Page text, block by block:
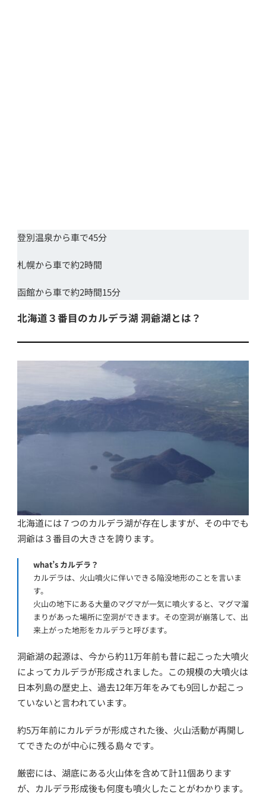
登別温泉から車で45分
札幌から車で約2時間
函館から車で約2時間15分
北海道３番目のカルデラ湖 洞爺湖とは？
北海道には７つのカルデラ湖が存在しますが、その中でも
洞爺は３番目の大きさを誇ります。
what’s カルデラ？
カルデラは、火山噴火に伴いできる陥没地形のことを言いま
す。
火山の地下にある大量のマグマが一気に噴火すると、マグマ溜
まりがあった場所に空洞ができます。その空洞が崩落して、出
来上がった地形をカルデラと呼びます。
洞爺湖の起源は、今から約11万年前も昔に起こった大噴火
によってカルデラが形成されました。この規模の大噴火は
日本列島の歴史上、過去12年万年をみても9回しか起こっ
ていないと言われています。
約5万年前にカルデラが形成された後、火山活動が再開し
てできたのが中心に残る島々です。
厳密には、湖底にある火山体を含めて計11個あります
が、カルデラ形成後も何度も噴火したことがわかります。